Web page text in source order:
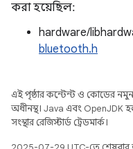
করা হয়েছিল:
hardware/
bluetooth.h
এই পৃষ্ঠার কন্টেন্ট ও কোডের
অধীনস্থ। Java এবং OpenJDK
সংস্থার রেজিস্টার্ড ট্রেডমার্ক।